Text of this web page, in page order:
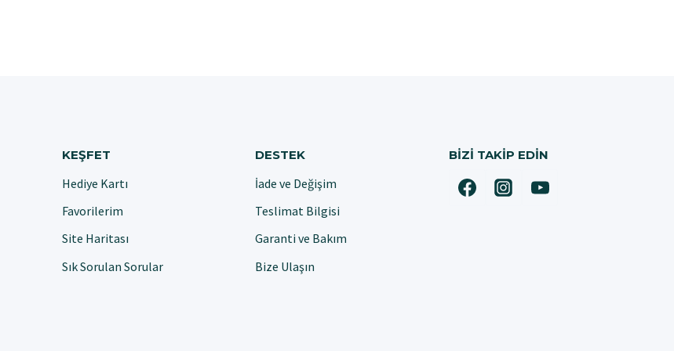
KEŞFET
Hediye Kartı
Favorilerim
Site Haritası
Sık Sorulan Sorular
DESTEK
İade ve Değişim
Teslimat Bilgisi
Garanti ve Bakım
Bize Ulaşın
BIZI TAKIP EDIN